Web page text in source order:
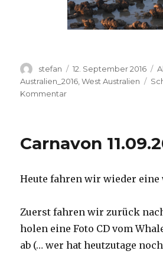
Autor
stefan
Veröffentlicht
am
12. September 2016
Australien_2016 ,West Australien
Kommentarzu
Carnavon
Heute fahren wir wieder eine
Zuerst fahren wir zurück
holen eine Foto CD vom
ab (… wer hat heutzutage